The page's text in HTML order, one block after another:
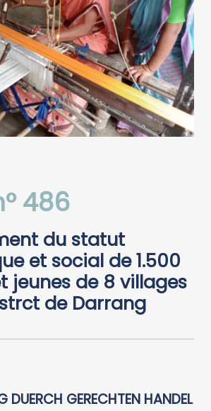
486
du statut
et social de 1.500
jeunes de 8 villages
de Darrang
DUERCH GERECHTEN HANDEL